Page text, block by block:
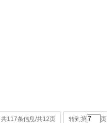
共117条信息/共12页 转到第 页